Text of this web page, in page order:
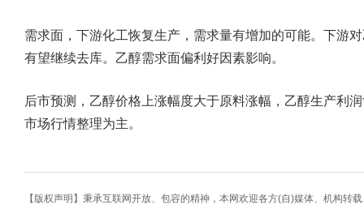
需求面， 下游化工恢复生产，需求量有增加的可能。下游
有望继续去库。乙醇需求面偏利好因素影响。
后市预测， 乙醇价格上涨幅度大于原料涨幅，乙醇生产利
市场行情整理为主。
【版权声明】秉承互联网开放、包容的精神，本网欢迎各方(自)媒体、机构转